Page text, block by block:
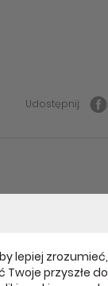
Udostępnij:
lepiej
Twoje przyszłe